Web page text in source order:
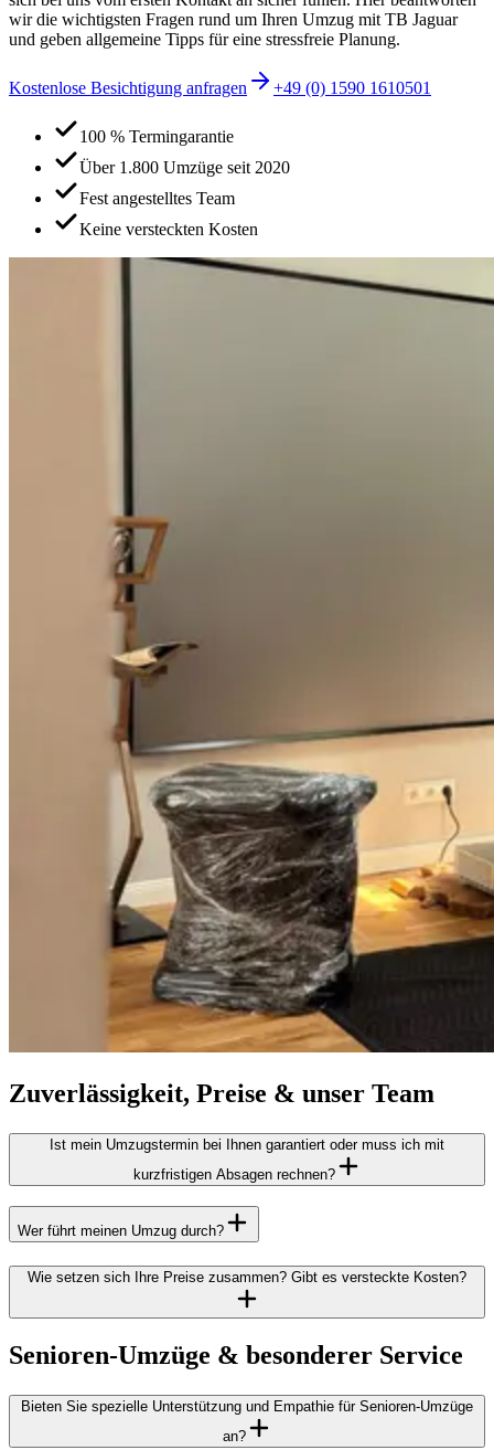
wir die wichtigsten Fragen rund um Ihren Umzug mit TB Jaguar
und geben allgemeine Tipps für eine stressfreie Planung.
Kostenlose Besichtigung anfragen +49 (0) 1590 1610501
100 % Termingarantie
Über 1.800 Umzüge seit 2020
Fest angestelltes Team
Keine versteckten Kosten
Zuverlässigkeit, Preise & unser Team
Ist mein Umzugstermin bei Ihnen garantiert oder muss ich mit
kurzfristigen Absagen rechnen?
Wer führt meinen Umzug durch?
Wie setzen sich Ihre Preise zusammen? Gibt es versteckte Kosten?
Senioren-Umzüge & besonderer Service
Bieten Sie spezielle Unterstützung und Empathie für Senioren-Umzüge
an?